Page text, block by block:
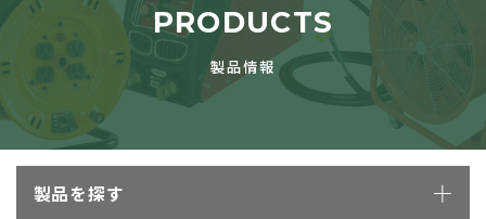
PRODUCTS
製品情報
製品を探す